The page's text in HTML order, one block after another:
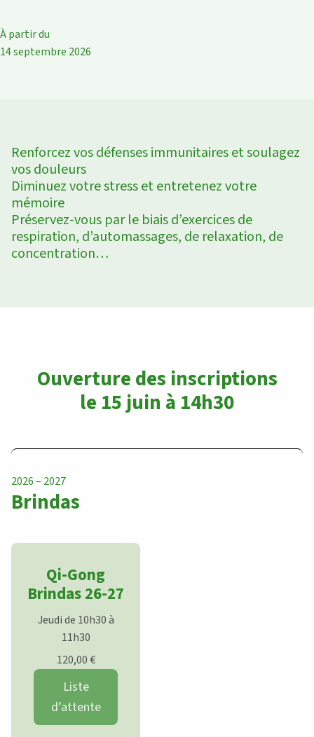
À partir du
14 septembre 2026
Renforcez vos défenses immunitaires et soulagez
vos douleurs
Diminuez votre stress et entretenez votre
mémoire
Préservez-vous par le biais d’exercices de
respiration, d’automassages, de relaxation, de
concentration…
Ouverture des inscriptions
le 15 juin à 14h30
2026 – 2027
Brindas
Qi-Gong
Brindas 26-27
Jeudi de 10h30 à
11h30
120,00€
Liste
d’attente